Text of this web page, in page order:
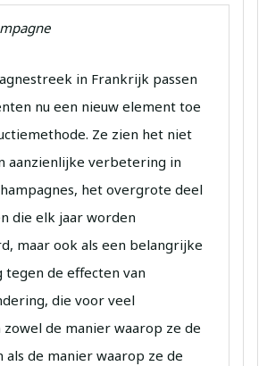
in Frankrijk passen
nu een nieuw element toe
Ze zien het niet
aanzienlijke verbetering in
het overgrote deel
die elk jaar worden
maar ook als een belangrijke
tegen de effecten van
die voor veel
de manier waarop ze de
als de manier waarop ze de